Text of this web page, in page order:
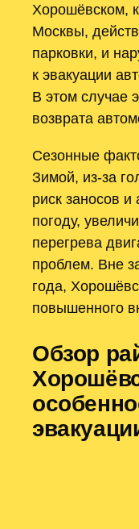
Хорошёвском,
Москвы,
парковки, и
к эвакуации
В этом случае
возврата
Сезонные
Зимой, из-за
риск заносов
погоду,
перегрева
проблем. Вне
года,
повышенного
Обзор